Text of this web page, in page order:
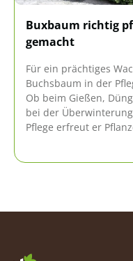
Buxbaum richtig
gemacht
Für ein prächtiges
Buchsbaum in der
Ob beim Gießen,
bei der
Pflege erfreut er